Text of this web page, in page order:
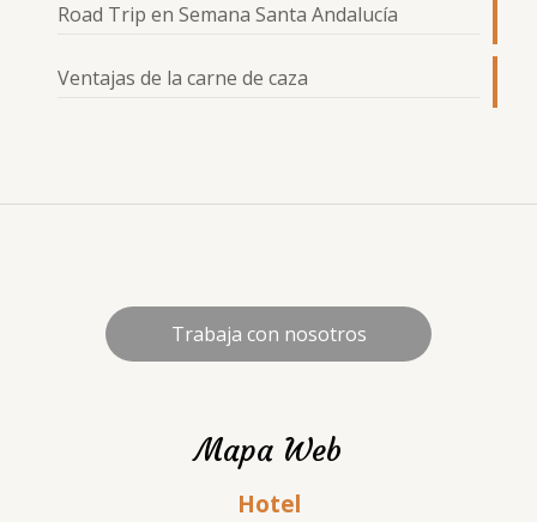
Road Trip en Semana Santa Andalucía
Ventajas de la carne de caza
Trabaja con nosotros
Mapa Web
Hotel